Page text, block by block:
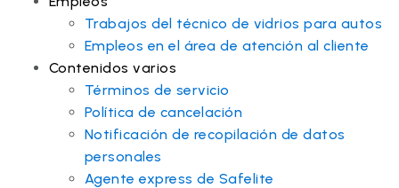
Trabajos del técnico de vidrios para autos
Empleos en el área de atención al cliente
Contenidos varios
Términos de servicio
Política de cancelación
Notificación de recopilación de datos
personales
Agente express de Safelite